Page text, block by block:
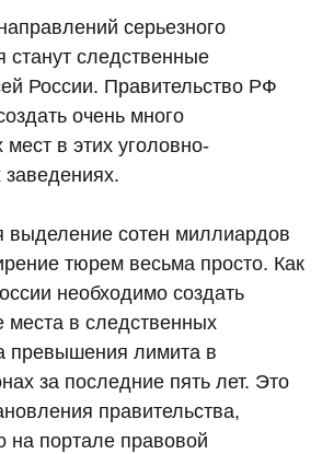
серьезного
следственные
России. Правительство РФ
очень много
в этих уголовно-
выделение сотен миллиардов
тюрем весьма просто. Как
необходимо создать
места в следственных
превышения лимита в
за последние пять лет. Это
правительства,
на портале правовой